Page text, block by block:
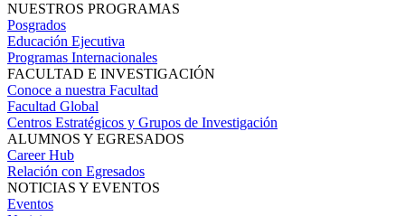
NUESTROS PROGRAMAS
Posgrados
Educación Ejecutiva
Programas Internacionales
FACULTAD E INVESTIGACIÓN
Conoce a nuestra Facultad
Facultad Global
Centros Estratégicos y Grupos de Investigación
ALUMNOS Y EGRESADOS
Career Hub
Relación con Egresados
NOTICIAS Y EVENTOS
Eventos